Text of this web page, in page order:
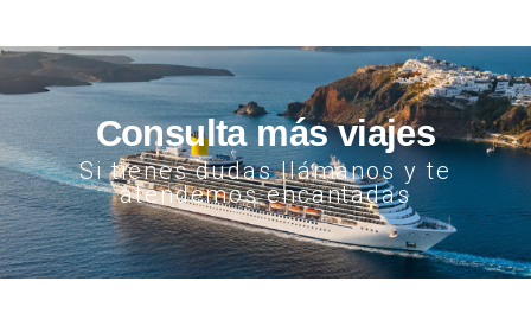
Consulta más viajes
Si tienes dudas llámanos y te
atendemos encantadas